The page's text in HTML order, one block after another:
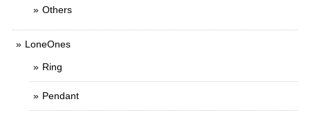
Others
LoneOnes
Ring
Pendant